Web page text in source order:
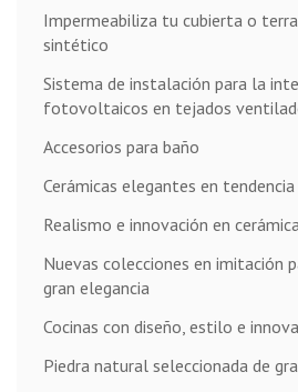
Impermeabiliza tu cubierta o
sintético
Sistema de instalación para la
fotovoltaicos en tejados
Accesorios para baño
Cerámicas elegantes en tendencia
Realismo e innovación en
Nuevas colecciones en imitación
gran elegancia
Cocinas con diseño, estilo e
Piedra natural seleccionada de